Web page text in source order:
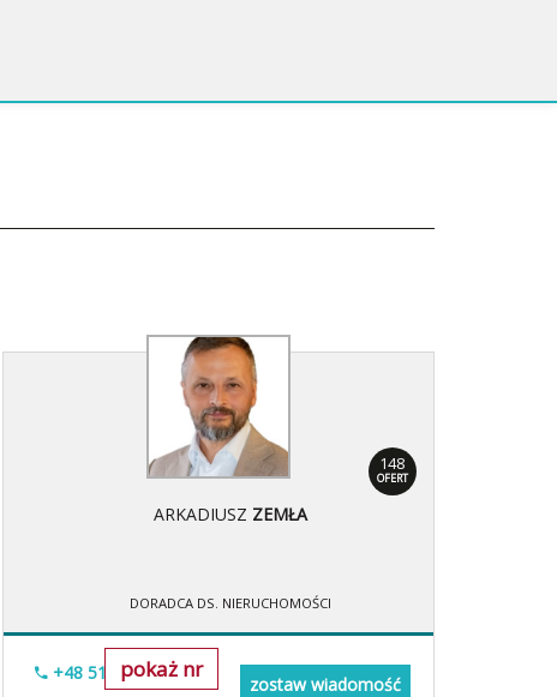
148
OFERT
ARKADIUSZ ZEMŁA
DORADCA DS. NIERUCHOMOŚCI
pokaż nr
+48 518-706-552
zostaw wiadomość